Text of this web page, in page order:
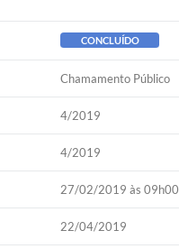
CONCLUÍDO
Chamamento Público
4/2019
4/2019
27/02/2019 às 09h00
22/04/2019